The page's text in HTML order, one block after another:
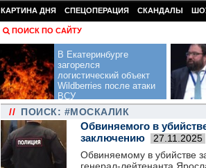
КАРТИНА ДНЯ СПЕЦОПЕРАЦИЯ СКАНДАЛЫ
ПОИСК ПО САЙТУ
В Екатеринбурге
загорелся
логистический объект
Wildberries после атаки
ВСУ
// ПОИСК: #МОСКАЛИК
Обвиняемого в
заключению
27.11.2025
Обвиняемому в убийстве